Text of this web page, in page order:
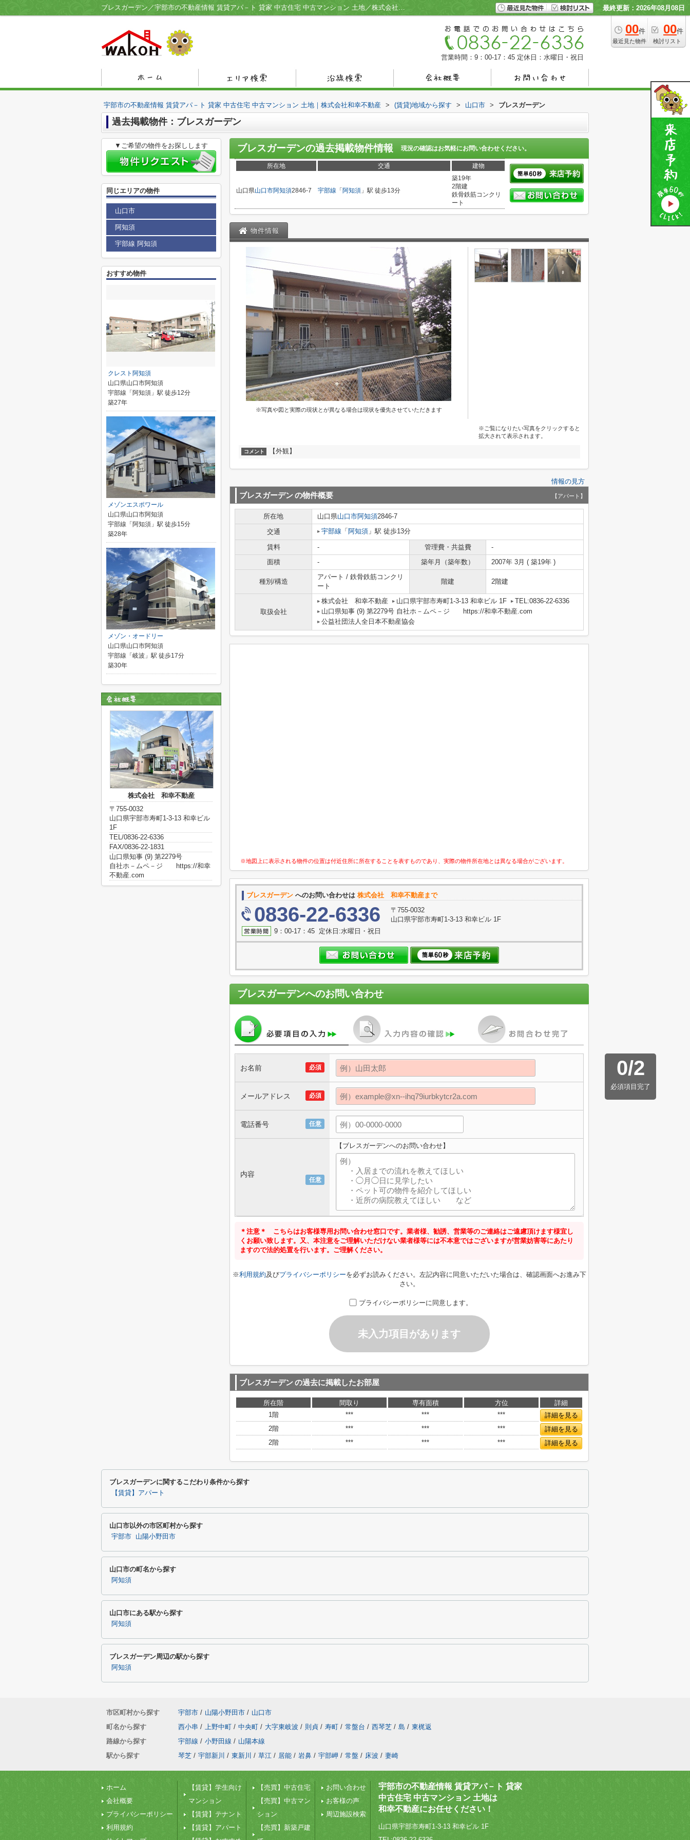
ブレスガーデン／宇部市の不動産情報 賃貸アパ－ト 貸家 中古住宅 中古マンション 土地／株式会社和幸不動産 最終更新：2026年08月08日
00件
最近見た物件
00件
検討リスト
営業時間：9：00-17：45 定休日：水曜日・祝日
宇部市の不動産情報 賃貸アパ－ト 貸家 中古住宅 中古マンション 土地｜株式会社和幸不動産 > (賃貸)地域から探す > 山口市 > ブレスガーデン
過去掲載物件：ブレスガーデン
ブレスガーデンの過去掲載物件情報 現況の確認はお気軽にお問い合わせください。
所在地 交通 建物
山口県山口市阿知須2846-7 宇部線 「 阿知須 」駅 徒歩13分
築19年
2階建
鉄骨鉄筋コンクリ
ート
物件情報
※写真や図と実際の現状とが異なる場合は現状を優先させていただきます
※ご覧になりたい写真をクリックすると
拡大されて表示されます。
コメント 【外観】
情報の見方
ブレスガーデンの物件概要 【アパート】
所在地 山口県山口市阿知須2846-7
交通
宇部線 「 阿知須 」駅 徒歩13分
賃料 - 管理費・共益費
-
面積
- 築年月（築年数） 2007年 3月 ( 築19年 )
種別/構造
アパート / 鉄骨鉄筋コンクリ
ート
階建 2階建
取扱会社
株式会社 和幸不動産 山口県宇部市寿町1-3-13 和幸ビル 1F
TEL:0836-22-6336
山口県知事 (9) 第2279号 自社ホ－ムペ－ジ https://和幸不動産.com
公益社団法人全日本不動産協会
※地図上に表示される物件の位置は付近住所に所在することを表すものであり、実際の物件所在地とは異なる場合がございます。
ブレスガーデン へのお問い合わせは 株式会社 和幸不動産まで
0836-22-6336
〒755-0032
山口県宇部市寿町1-3-13 和幸ビル 1F
9：00-17：45 定休日:水曜日・祝日
ブレスガーデンへのお問い合わせ
0/2
必須項目完了
必須
お名前
必須
メールアドレス
任意
電話番号
任意
内容
【ブレスガーデンへのお問い合わせ】
＊注意＊ こちらはお客様専用お問い合わせ窓口です。業者様、勧誘、営業等のご連絡はご遠慮頂けます様宜し
くお願い致します。又、本注意をご理解いただけない業者様等には不本意ではございますが営業妨害等にあたり
ますので法的処置を行います。ご理解ください。
※利用規約及びプライバシーポリシーを必ずお読みください。左記内容に同意いただいた場合は、確認画面へお進み下
さい。
プライバシーポリシーに同意します。
未入力項目があります
ブレスガーデンの過去に掲載したお部屋
所在階 間取り 専有面積 方位
詳細
1階
*** *** ***
詳細を見る
2階
*** *** ***
詳細を見る
2階
*** *** *** 詳細を見る
▼ご希望の物件をお探しします
同じエリアの物件
山口市
阿知須
宇部線 阿知須
おすすめ物件
クレスト阿知須
山口県山口市阿知須
宇部線「阿知須」駅 徒歩12分
築27年
メゾンエスポワール
山口県山口市阿知須
宇部線「阿知須」駅 徒歩15分
築28年
メゾン・オードリー
山口県山口市阿知須
宇部線「岐波」駅 徒歩17分
築30年
株式会社 和幸不動産
〒755-0032
山口県宇部市寿町1-3-13 和幸ビル
1F
TEL/0836-22-6336
FAX/0836-22-1831
山口県知事 (9) 第2279号
自社ホ－ムペ－ジ https://和幸
不動産.com
ブレスガーデンに関するこだわり条件から探す
【賃貸】アパート
山口市以外の市区町村から探す
宇部市 山陽小野田市
山口市の町名から探す
阿知須
山口市にある駅から探す
阿知須
ブレスガーデン周辺の駅から探す
阿知須
市区町村から探す 宇部市 / 山陽小野田市 / 山口市
町名から探す
西小串 / 上野中町 / 中央町 / 大字東岐波 / 則貞 / 寿町 / 常盤台 / 西琴芝 / 島 / 東梶返
路線から探す
宇部線 / 小野田線 / 山陽本線
駅から探す
琴芝 / 宇部新川 / 東新川 / 草江 / 居能 / 岩鼻 / 宇部岬 / 常盤 / 床波 / 妻崎
ホーム
会社概要
プライバシーポリシー
利用規約
【賃貸】学生向け
マンション
【賃貸】テナント
【賃貸】アパート
【売買】中古住宅
【売買】中古マン
ション
【売買】新築戸建
お問い合わせ
お客様の声
周辺施設検索
宇部市の不動産情報 賃貸アパ－ト 貸家
中古住宅 中古マンション 土地は
和幸不動産にお任せください！
山口県宇部市寿町1-3-13 和幸ビル 1F